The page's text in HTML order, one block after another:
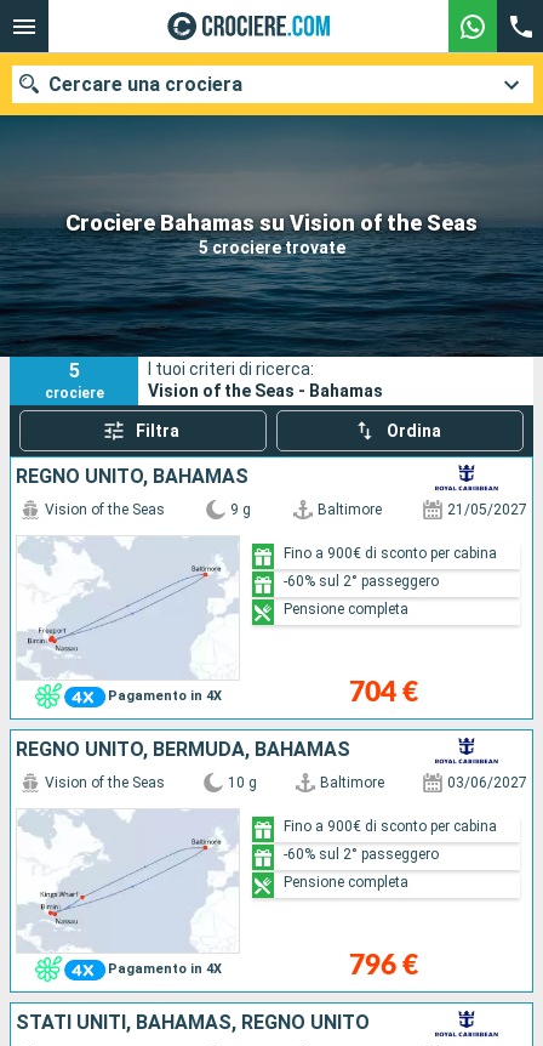
Crociere Bahamas su Vision of the Seas
5 crociere trovate
Cercare una crociera
Le nostre destinazioni
Mesi di partenza
Porti Compagnie
Ricerca
5
crociere
I tuoi criteri di ricerca:
Vision of the Seas - Bahamas
Filtra Ordina
REGNO UNITO, BAHAMAS
Pagamento in 4X
Vision of the Seas 9 g Baltimore 21/05/2027
704 €
Fino a 900€ di sconto per cabina
-60% sul 2° passeggero
Pensione completa
REGNO UNITO, BERMUDA, BAHAMAS
Pagamento in 4X
Vision of the Seas 10 g Baltimore 03/06/2027
796 €
Fino a 900€ di sconto per cabina
-60% sul 2° passeggero
Pensione completa
STATI UNITI, BAHAMAS, REGNO UNITO